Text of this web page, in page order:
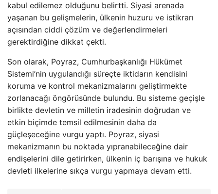
kabul edilemez olduğunu belirtti. Siyasi arenada
yaşanan bu gelişmelerin, ülkenin huzuru ve istikrarı
açısından ciddi çözüm ve değerlendirmeleri
gerektirdiğine dikkat çekti.
Son olarak, Poyraz, Cumhurbaşkanlığı Hükümet
Sistemi’nin uygulandığı süreçte iktidarın kendisini
koruma ve kontrol mekanizmalarını geliştirmekte
zorlanacağı öngörüsünde bulundu. Bu sisteme geçişle
birlikte devletin ve milletin iradesinin doğrudan ve
etkin biçimde temsil edilmesinin daha da
güçleşeceğine vurgu yaptı. Poyraz, siyasi
mekanizmanın bu noktada yıpranabileceğine dair
endişelerini dile getirirken, ülkenin iç barışına ve hukuk
devleti ilkelerine sıkça vurgu yapmaya devam etti.